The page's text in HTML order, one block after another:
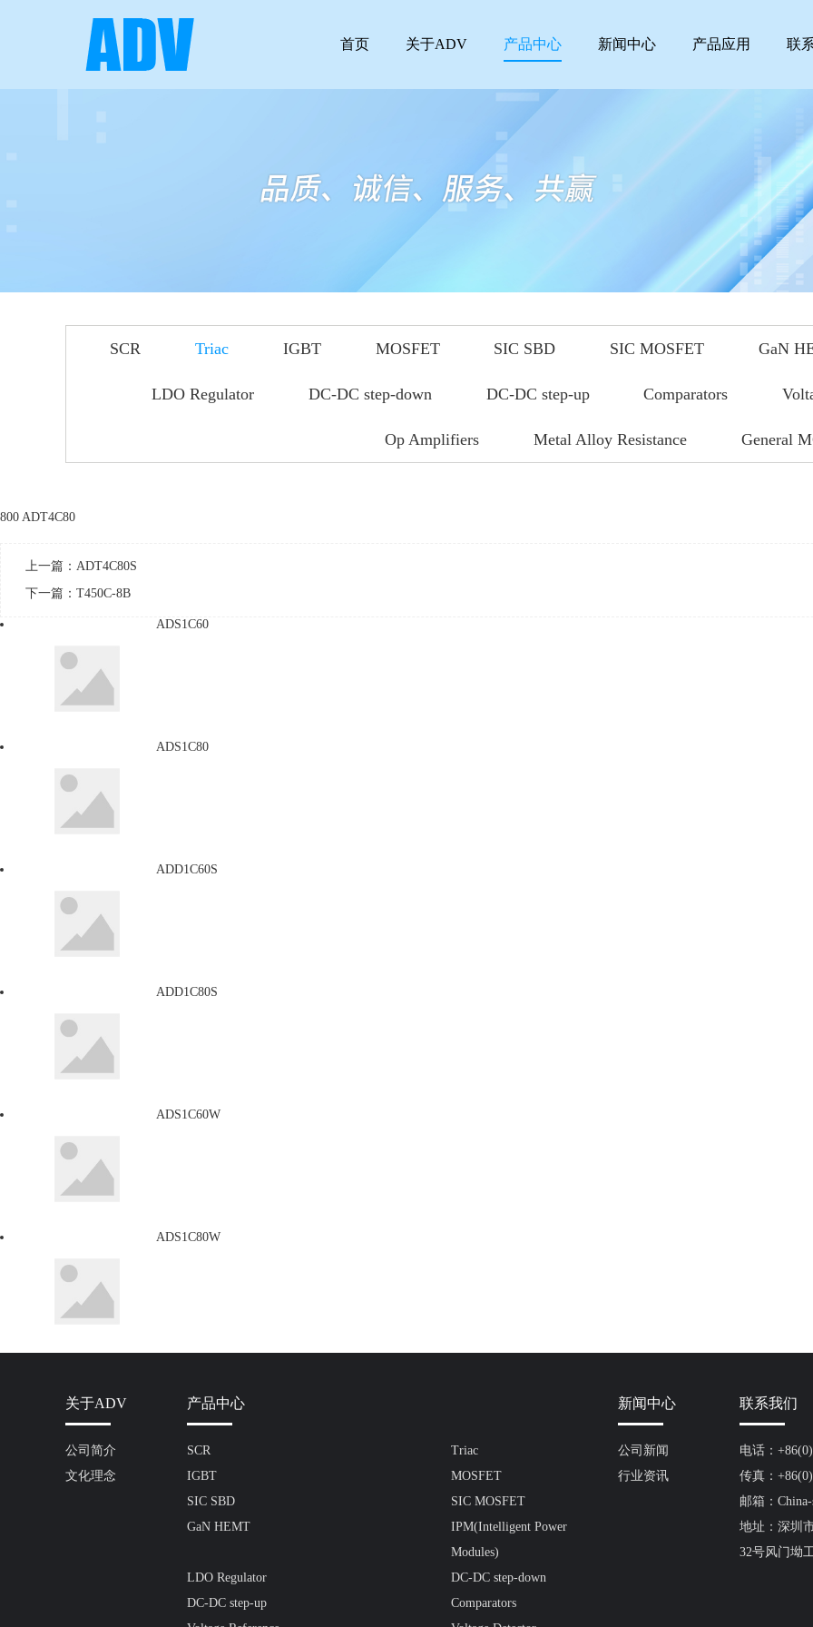
首页 关于ADV 产品中心 新闻中心 产品应用 联
SCR Triac IGBT MOSFET SIC SBD SIC MOSFET GaN
LDO Regulator DC-DC step-down DC-DC step-up Comparators
Op Amplifiers Metal Alloy Resistance General
800 ADT4C80
上一篇： ADT4C80S
下一篇： T450C-8B
ADS1C60
ADS1C80
ADD1C60S
ADD1C80S
ADS1C60W
ADS1C80W
关于ADV
公司简介
文化理念
产品中心
SCR
Triac
IGBT
MOSFET
SIC SBD
SIC MOSFET
GaN HEMT
IPM(Intelligent Power
Modules)
LDO Regulator
DC-DC step-down
DC-DC step-up
Comparators
新闻中心
公司新闻
行业资讯
联系我们
电话：
传真：
邮箱：China-
地址：深圳
32号风门坳